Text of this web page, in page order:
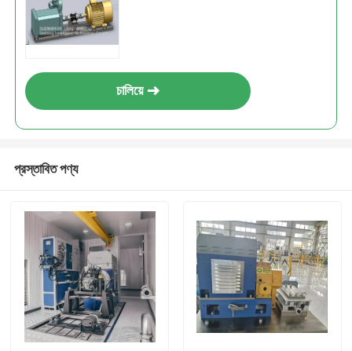
চালিয়ে
প্রস্তাবিত পণ্য